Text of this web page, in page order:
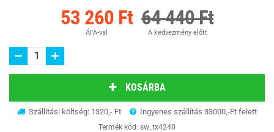
53 260 Ft
ÁFA-val
64 440 Ft
A kedvezmény előtt
KOSÁRBA
Szállítási költség: 1320,- Ft Ingyenes szállítás 33000,-Ft felett
Termék kód: sw_tx4240